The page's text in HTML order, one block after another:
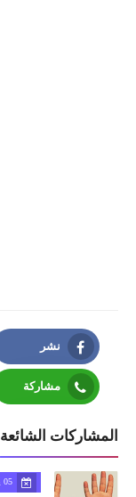
نشر
Facebook
مشاركة
المشاركات الشائعة
05 يوليو 2026